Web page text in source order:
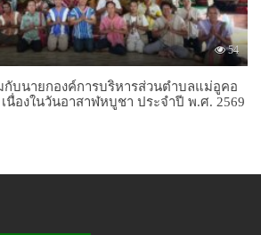
54
กับนายกองค์การบริหารส่วนตำบลแม่อูคอ
นื่องในวันอาสาฬหบูชา ประจำปี พ.ศ. 2569